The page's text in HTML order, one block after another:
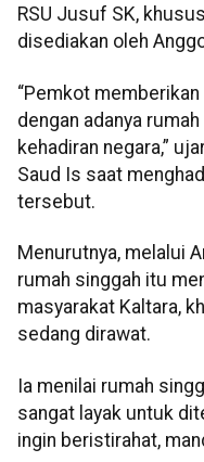
RSU Jusuf SK,
disediakan oleh
“Pemkot
dengan adanya
kehadiran negara,”
Saud Is saat
tersebut.
Menurutnya, melalui
rumah singgah itu
masyarakat Kaltara,
sedang dirawat.
Ia menilai rumah
sangat layak untuk
ingin beristirahat,